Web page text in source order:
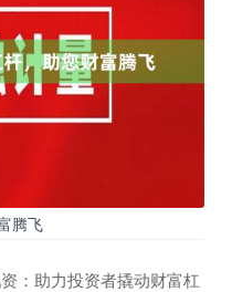
腾飞
：助力投资者撬动财富杠